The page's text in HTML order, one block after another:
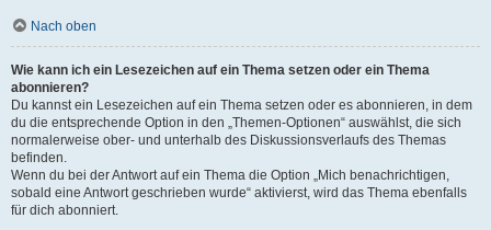
Nach oben
Wie kann ich ein Lesezeichen auf ein Thema setzen oder ein Thema
abonnieren?
Du kannst ein Lesezeichen auf ein Thema setzen oder es abonnieren, in dem
du die entsprechende Option in den „Themen-Optionen“ auswählst, die sich
normalerweise ober- und unterhalb des Diskussionsverlaufs des Themas
befinden.
Wenn du bei der Antwort auf ein Thema die Option „Mich benachrichtigen,
sobald eine Antwort geschrieben wurde“ aktivierst, wird das Thema ebenfalls
für dich abonniert.